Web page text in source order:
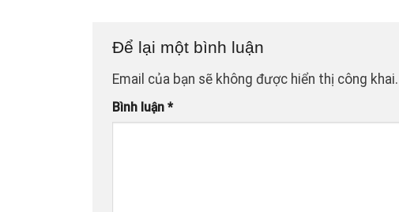
Để lại một bình luận
Email của bạn sẽ không được hiển thị công khai.
Bình luận *